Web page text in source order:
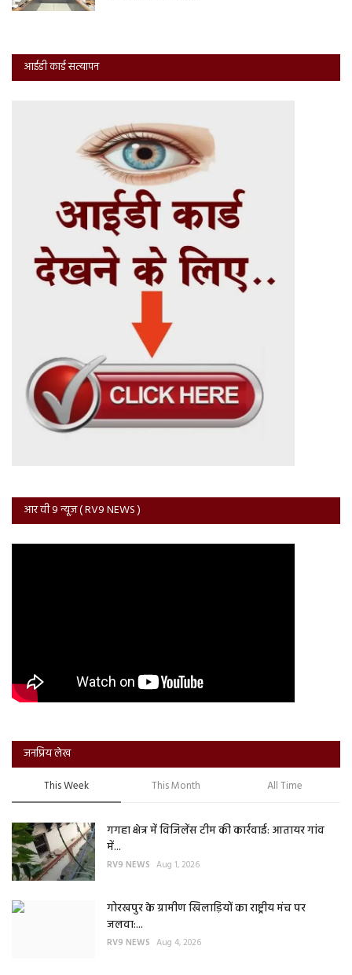
आईडी कार्ड सत्यापन
आर वी 9 न्यूज़ ( RV9 NEWS )
जनप्रिय लेख
This Week This Month All Time
गगहा क्षेत्र में विजिलेंस टीम की कार्रवाई: आतायर गांव
में...
RV9 NEWS Aug 1, 2026
गोरखपुर के ग्रामीण खिलाड़ियों का राष्ट्रीय मंच पर
जलवा:...
RV9 NEWS Aug 4, 2026